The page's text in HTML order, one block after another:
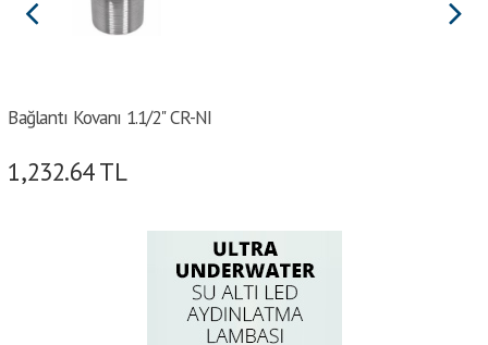
Bağlantı Kovanı 1.1/2" CR-NI
1,232.64TL